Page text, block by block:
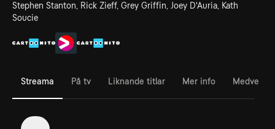
Stephen Stanton, Rick Zieff, Grey Griffin, Joey D'Auria, Kath
Soucie
Streama På tv Liknande titlar Mer info